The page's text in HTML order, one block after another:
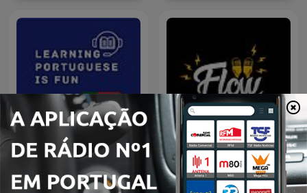
Learning Portuguese is
Fun
Flow Podcast